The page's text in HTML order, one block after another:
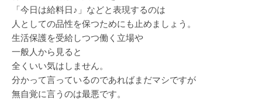
「今日は給料日♪」などと表現するのは
人としての品性を保つためにも止めましょう。
生活保護を受給しつつ働く立場や
一般人から見ると
全くいい気はしません。
分かって言っているのであればまだマシですが
無自覚に言うのは最悪です。